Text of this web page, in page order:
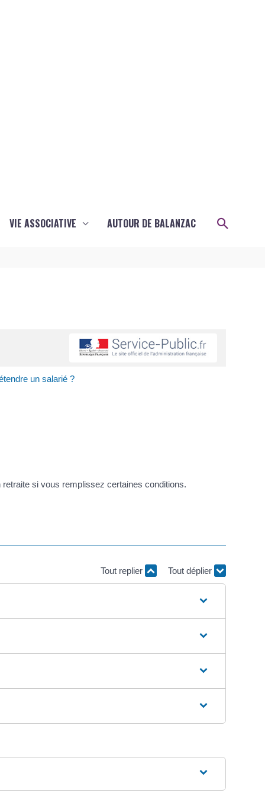
VIE ASSOCIATIVE AUTOUR DE BALANZAC
un salarié ?
si vous remplissez certaines conditions.
Tout replier Tout déplier